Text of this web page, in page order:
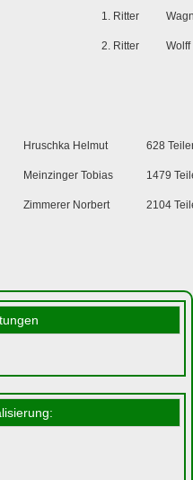
1. Ritter
2. Ritter
Hruschka Helmut 628
Meinzinger Tobias 1479
Zimmerer Norbert 2104